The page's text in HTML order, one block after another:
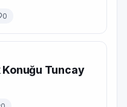
0
Tuncay